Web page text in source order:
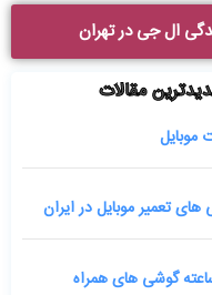
ال جی در تهران
مقالات
موبایل
تعمیر موبایل در ایران